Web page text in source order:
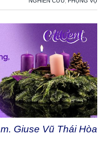
Giuse Vũ Thái Hòa